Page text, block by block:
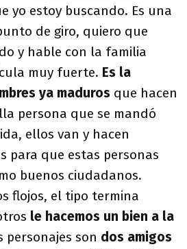
yo estoy buscando. Es una
de giro, quiero que
y hable con la familia
muy fuerte. Es la
ya maduros que hacen
persona que se mandó
ellos van y hacen
para que estas personas
buenos ciudadanos.
flojos, el tipo termina
le hacemos un bien a la
personajes son dos amigos